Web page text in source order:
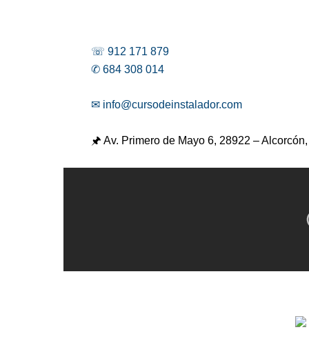
☏ 912 171 879
✆ 684 308 014
✉ info@cursodeinstalador.com
🖈 Av. Primero de Mayo 6, 28922 –